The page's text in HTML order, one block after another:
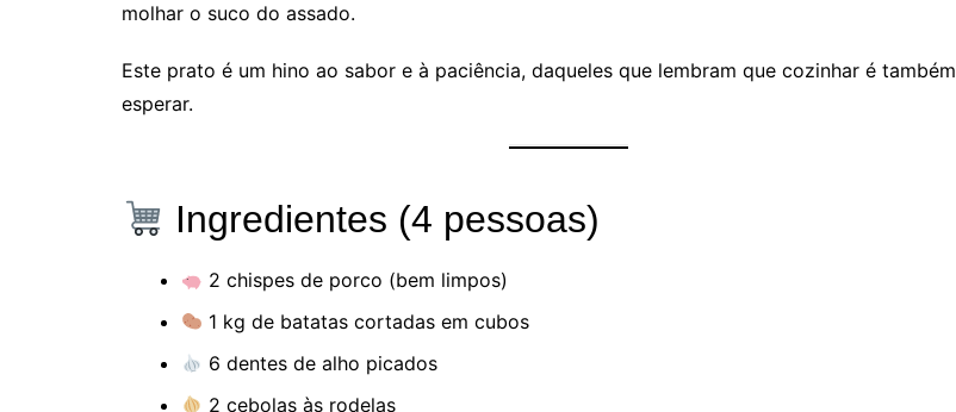
molhar o suco do assado.
Este prato é um hino ao sabor e à paciência, daqueles que lembram que cozinhar é também
esperar.
Ingredientes (4 pessoas)
2 chispes de porco (bem limpos)
1 kg de batatas cortadas em cubos
6 dentes de alho picados
2 cebolas às rodelas